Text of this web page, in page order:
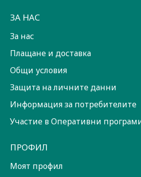
ЗА НАС
За нас
Плащане и доставка
Общи условия
Защита на личните данни
Информация за потребителите
Участие в Оперативни
ПРОФИЛ
Моят профил